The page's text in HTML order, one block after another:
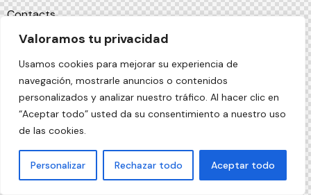
Valoramos tu privacidad
Usamos cookies para mejorar su experiencia de
navegación, mostrarle anuncios o contenidos
personalizados y analizar nuestro tráfico. Al hacer clic en
“Aceptar todo” usted da su consentimiento a nuestro uso
de las cookies.
Personalizar Rechazar todo Aceptar todo
Contacts
AncoraThemes© {{Y}}. All Rights Reserved.